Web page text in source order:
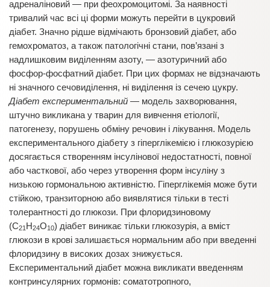
адреналіновий — при феохромоцитомі. За наявності
тривалий час всі ці форми можуть перейти в цукровий
діабет. Значно рідше відмічають бронзовий діабет, або
гемохроматоз, а також патологічні стани, пов’язані з
надлишковим виділенням азоту, — азотуричний або
фосфор-фосфатний діабет. При цих формах не відзначають
ні значного сечовиділення, ні виділення із сечею цукру.
Діабет експериментальний — модель захворювання,
штучно викликана у тварин для вивчення етіології,
патогенезу, порушень обміну речовин і лікування. Модель
експериментального діабету з гіперглікемією і глюкозурією
досягається створенням інсулінової недостатності, повної
або часткової, або через утворення форм інсуліну з
низькою гормональною активністю. Гіперглікемія може бути
стійкою, транзиторною або виявлятися тільки в тесті
толерантності до глюкози. При флоридзиновому
(С21 Н24О10) діабет виникає тільки глюкозурія, а вміст
глюкози в крові залишається нормальним або при введенні
флоридзину в високих дозах знижується.
Експериментальний діабет можна викликати введенням
контринсулярних гормонів: соматотропного,